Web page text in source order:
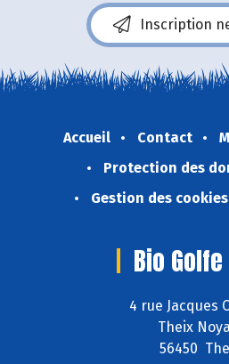
Inscription
Accueil Contact
Protection des
Gestion des cookies
Bio
4 rue Jacques
Theix
56450